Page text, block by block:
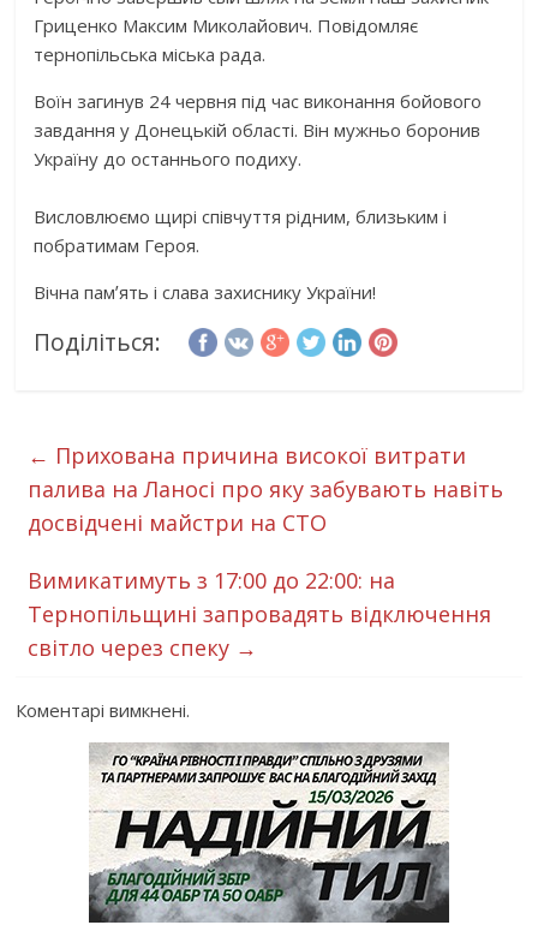
Гриценко Максим Миколайович. Повідомляє
тернопільська міська рада.
Воїн загинув 24 червня під час виконання бойового
завдання у Донецькій області. Він мужньо боронив
Україну до останнього подиху.
Висловлюємо щирі співчуття рідним, близьким і
побратимам Героя.
Вічна памʼять і слава захиснику України!
Поділіться:
← Прихована причина високої витрати
палива на Ланосі про яку забувають навіть
досвідчені майстри на СТО
Вимикатимуть з 17:00 до 22:00: на
Тернопільщині запровадять відключення
світло через спеку →
Коментарі вимкнені.